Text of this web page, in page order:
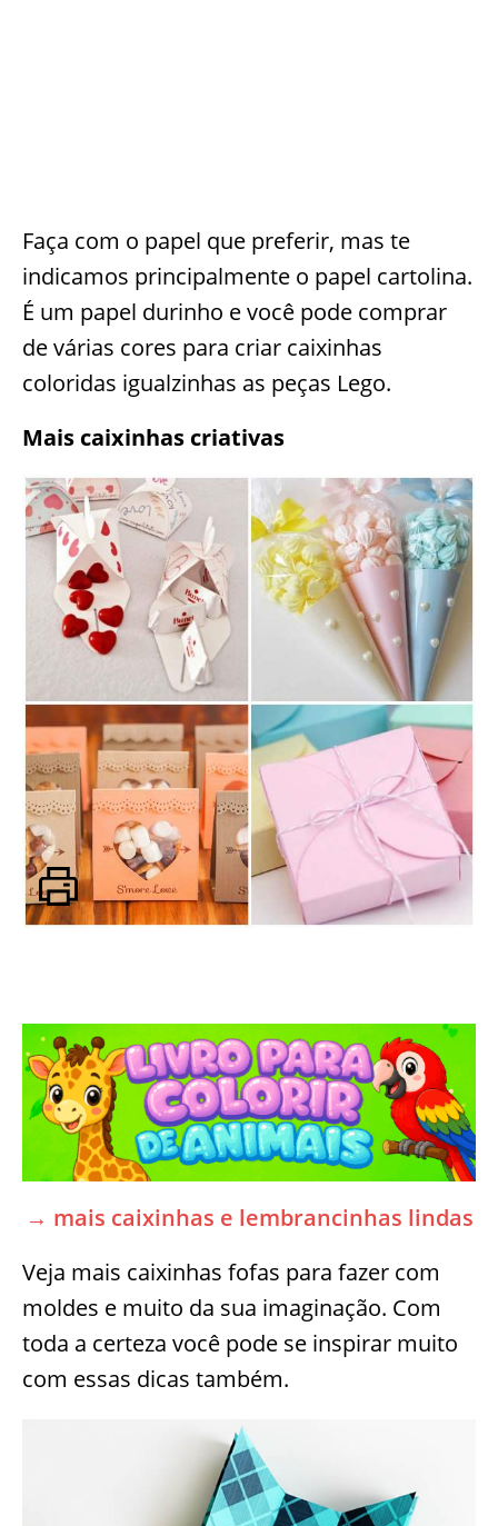
Faça com o papel que preferir, mas te
indicamos principalmente o papel cartolina.
É um papel durinho e você pode comprar
de várias cores para criar caixinhas
coloridas igualzinhas as peças Lego.
Mais caixinhas criativas
→ mais caixinhas e lembrancinhas lindas
Veja mais caixinhas fofas para fazer com
moldes e muito da sua imaginação. Com
toda a certeza você pode se inspirar muito
com essas dicas também.